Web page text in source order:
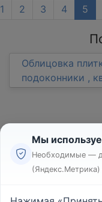
1 2 3 4 5
Облицовка
подоконники ,
Мы
Необходимые —